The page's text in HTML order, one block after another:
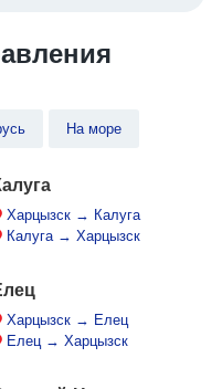
На море
Харцызск → Калуга
Калуга → Харцызск
Харцызск → Елец
Елец → Харцызск